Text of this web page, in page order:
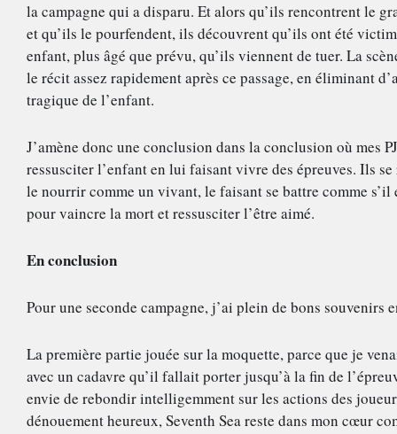
la campagne qui a disparu. Et alors qu’ils rencontrent le
et qu’ils le pourfendent, ils découvrent qu’ils ont été
enfant, plus âgé que prévu, qu’ils viennent de tuer. La
le récit assez rapidement après ce passage, en éliminant
tragique de l’enfant.
J’amène donc une conclusion dans la conclusion où mes
ressusciter l’enfant en lui faisant vivre des épreuves. Ils
le nourrir comme un vivant, le faisant se battre comme
pour vaincre la mort et ressusciter l’être aimé.
En conclusion
Pour une seconde campagne, j’ai plein de bons souvenirs
La première partie jouée sur la moquette, parce que je
avec un cadavre qu’il fallait porter jusqu’à la fin de
envie de rebondir intelligemment sur les actions des
dénouement heureux, Seventh Sea reste dans mon cœur